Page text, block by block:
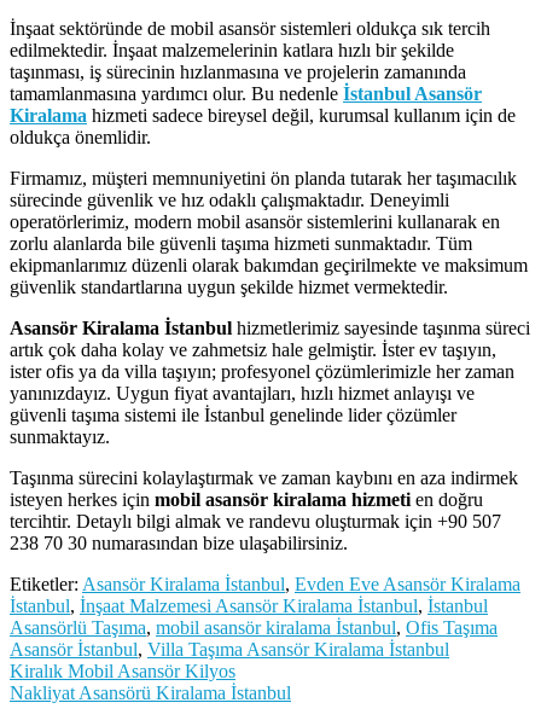
İnşaat sektöründe de mobil asansör sistemleri oldukça sık tercih
edilmektedir. İnşaat malzemelerinin katlara hızlı bir şekilde
taşınması, iş sürecinin hızlanmasına ve projelerin zamanında
tamamlanmasına yardımcı olur. Bu nedenle İstanbul Asansör
Kiralama hizmeti sadece bireysel değil, kurumsal kullanım için de
oldukça önemlidir.
Firmamız, müşteri memnuniyetini ön planda tutarak her taşımacılık
sürecinde güvenlik ve hız odaklı çalışmaktadır. Deneyimli
operatörlerimiz, modern mobil asansör sistemlerini kullanarak en
zorlu alanlarda bile güvenli taşıma hizmeti sunmaktadır. Tüm
ekipmanlarımız düzenli olarak bakımdan geçirilmekte ve maksimum
güvenlik standartlarına uygun şekilde hizmet vermektedir.
Asansör Kiralama İstanbul hizmetlerimiz sayesinde taşınma süreci
artık çok daha kolay ve zahmetsiz hale gelmiştir. İster ev taşıyın,
ister ofis ya da villa taşıyın; profesyonel çözümlerimizle her zaman
yanınızdayız. Uygun fiyat avantajları, hızlı hizmet anlayışı ve
güvenli taşıma sistemi ile İstanbul genelinde lider çözümler
sunmaktayız.
Taşınma sürecini kolaylaştırmak ve zaman kaybını en aza indirmek
isteyen herkes için mobil asansör kiralama hizmetien doğru
tercihtir. Detaylı bilgi almak ve randevu oluşturmak için +90 507
238 70 30 numarasından bize ulaşabilirsiniz.
Etiketler: Asansör Kiralama İstanbul, Evden Eve Asansör Kiralama
İstanbul, İnşaat Malzemesi Asansör Kiralama İstanbul, İstanbul
Asansörlü Taşıma, mobil asansör kiralama İstanbul, Ofis Taşıma
Asansör İstanbul, Villa Taşıma Asansör Kiralama İstanbul
Yazı
gezinmesi
Kiralık Mobil Asansör Kilyos
Nakliyat Asansörü Kiralama İstanbul